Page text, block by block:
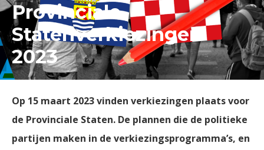
Provinciale
Statenverkiezingen
2023
Op 15 maart 2023 vinden verkiezingen plaats voor
de Provinciale Staten. De plannen die de politieke
partijen maken in de verkiezingsprogramma’s, en